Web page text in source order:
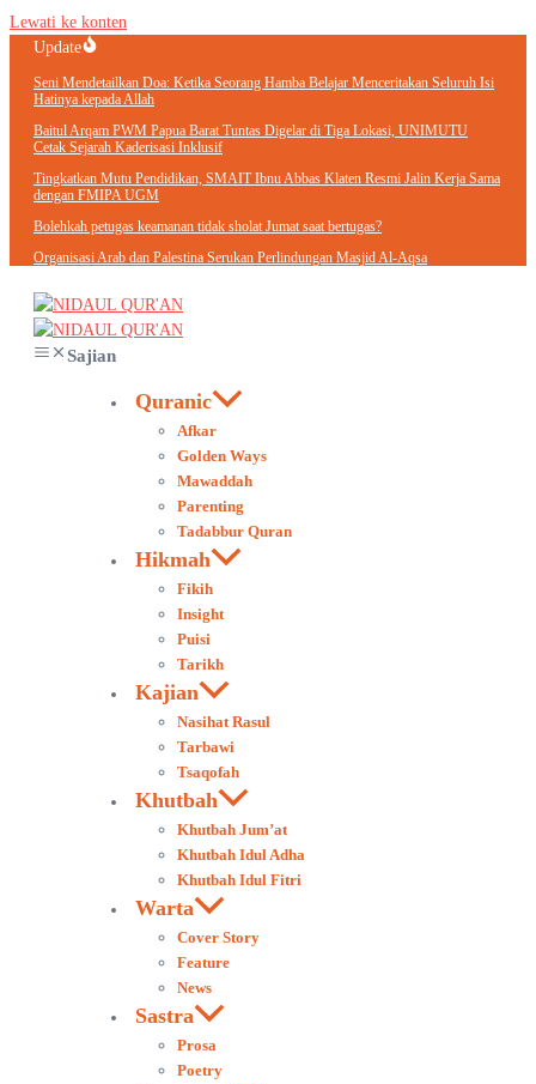
Lewati ke konten
Update
Seni Mendetailkan Doa: Ketika Seorang Hamba Belajar Menceritakan Seluruh Isi
Hatinya kepada Allah
Baitul Arqam PWM Papua Barat Tuntas Digelar di Tiga Lokasi, UNIMUTU
Cetak Sejarah Kaderisasi Inklusif
Tingkatkan Mutu Pendidikan, SMAIT Ibnu Abbas Klaten Resmi Jalin Kerja Sama
dengan FMIPA UGM
Bolehkah petugas keamanan tidak sholat Jumat saat bertugas?
Organisasi Arab dan Palestina Serukan Perlindungan Masjid Al-Aqsa
Sajian
Quranic
Afkar
Golden Ways
Mawaddah
Parenting
Tadabbur Quran
Hikmah
Fikih
Insight
Puisi
Tarikh
Kajian
Nasihat Rasul
Tarbawi
Tsaqofah
Khutbah
Khutbah Jum’at
Khutbah Idul Adha
Khutbah Idul Fitri
Warta
Cover Story
Feature
News
Sastra
Prosa
Poetry